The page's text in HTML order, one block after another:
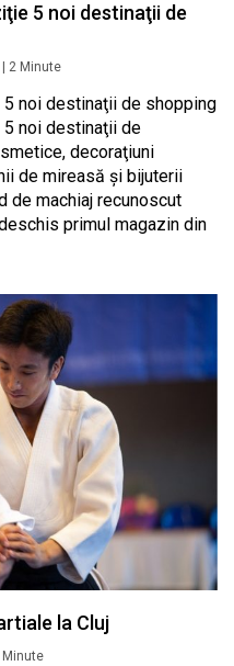
5 noi destinaţii de
2 Minute
noi destinaţii de shopping
noi destinaţii de
decoraţiuni
de mireasă şi bijuterii
de machiaj recunoscut
primul magazin din
la Cluj
Minute